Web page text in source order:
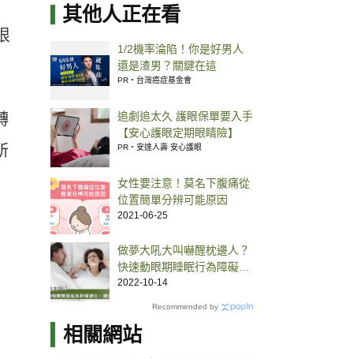
其他人正在看
1/2機率淪陷！你是好男人
還是渣男？關鍵在這
PR・台灣癌症基金會
追劇追太久 護眼保單要入手
【安心護眼定期眼睛險】
PR・安達人壽 安心護眼
女性要注意！莫名下腹痛從
位置簡單分辨可能原因
2021-06-25
做夢大吼大叫嚇醒枕邊人？
快速動眼期睡眠行為障礙有
「這些症狀」，恐為神經退
2022-10-14
Recommended by
相關網站